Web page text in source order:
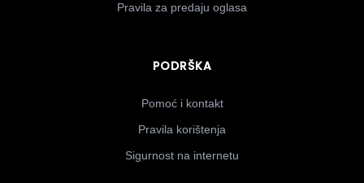
Pravila za predaju oglasa
PODRŠKA
Pomoć i kontakt
Pravila korištenja
Sigurnost na internetu